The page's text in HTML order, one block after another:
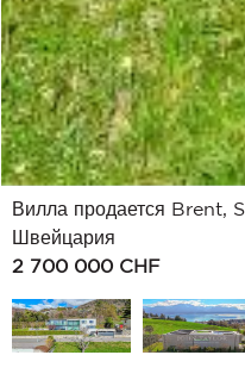
Вилла продается Brent,
Швейцария
2 700 000 CHF